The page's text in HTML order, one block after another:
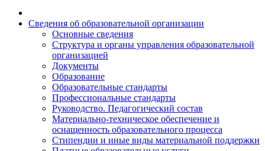
Сведения об образовательной организации
Основные сведения
Структура и органы управления образовательной
организацией
Документы
Образование
Образовательные стандарты
Профессиональные стандарты
Руководство. Педагогический состав
Материально-техническое обеспечение и
оснащенность образовательного процесса
Стипендии и иные виды материальной поддержки